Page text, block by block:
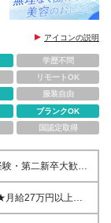
アイコンの説明
学歴不問
リモートOK
服装自由
ブランクOK
国認定取得
・第二新卒大歓
長く働きたい方
給27万円以上
手当2万） ★昇格